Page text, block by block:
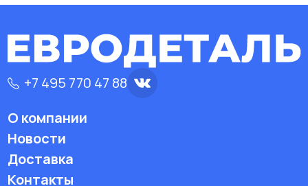
+7 495 770 47 88
О компании
Новости
Доставка
Контакты